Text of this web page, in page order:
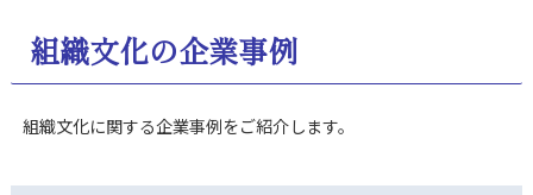
組織文化の企業事例
組織文化に関する企業事例をご紹介します。